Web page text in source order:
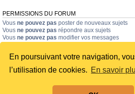
En poursuivant votre navigation,
l’utilisation de cookies. En savoir
PERMISSIONS DU FORUM
Vous ne pouvez pas poster de nouveaux sujets
Vous ne pouvez pas répondre aux sujets
Vous ne pouvez pas modifier vos messages
Vous
ne pouvez pas joindre des fichiers
Index du forum
Développé parphpBB® Forum Software